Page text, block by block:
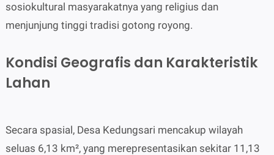
sosiokultural masyarakatnya yang religius dan
menjunjung tinggi tradisi gotong royong.
Kondisi Geografis dan Karakteristik
Lahan
Secara spasial, Desa Kedungsari mencakup wilayah
seluas 6,13 km², yang merepresentasikan sekitar 11,13